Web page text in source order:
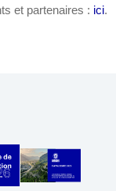
et partenaires : ici.